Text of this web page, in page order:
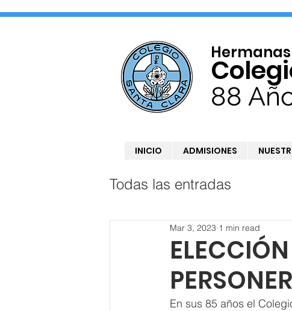
Hermanas
88
INICIO ADMISIONES
Todas las entradas
Mar 3, 2023 1 min read
En sus 85 años el